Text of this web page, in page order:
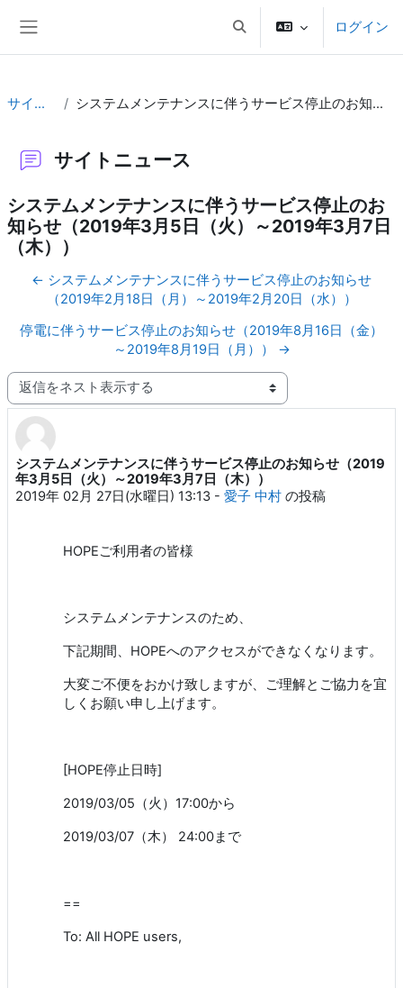
検索入力に切り替えるログイン
サイトニュース システムメンテナンスに伴うサービス停止のお知らせ（2019年3月5日（火）～2019年3月7日（木））
サイトニュース
システムメンテナンスに伴うサービス停止のお
知らせ（2019年3月5日（火）～2019年3月7日
（木））
← システムメンテナンスに伴うサービス停止のお知らせ
（2019年2月18日（月）～2019年2月20日（水））
停電に伴うサービス停止のお知らせ（2019年8月16日（金）
～2019年8月19日（月）） →
表示モード
システムメンテナンスに伴うサービス停止のお知らせ（2019
年3月5日（火）～2019年3月7日（木））
2019年 02月 27日(水曜日) 13:13 - 愛子 中村 の投稿
返信数: 0
HOPEご利用者の皆様
システムメンテナンスのため、
下記期間、 HOPEへのアクセスができなくなります。
大変ご不便をおかけ致しますが、ご理解とご協力を宜
しくお願い申し上げます。
[HOPE停止日時]
2019/03/05 （火） 17:00から
2019/03/07 （木） 24:00まで
==
To: All HOPE users,